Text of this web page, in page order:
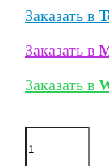
Заказать в
Заказать в
Заказать в
Количество
товара